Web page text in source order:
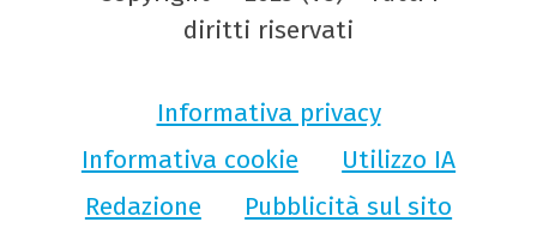
diritti riservati
Informativa privacy
Informativa cookie
Utilizzo IA
Redazione
Pubblicità sul sito